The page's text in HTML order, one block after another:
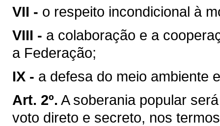
VII - o respeito incondicional à
VIII - a colaboração e a
a Federação;
IX - a defesa do meio ambiente
Art. 2º. A soberania popular
voto direto e secreto, nos